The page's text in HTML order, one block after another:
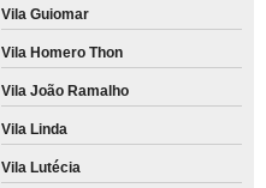
Vila Guiomar
Vila Homero Thon
Vila João Ramalho
Vila Linda
Vila Lutécia